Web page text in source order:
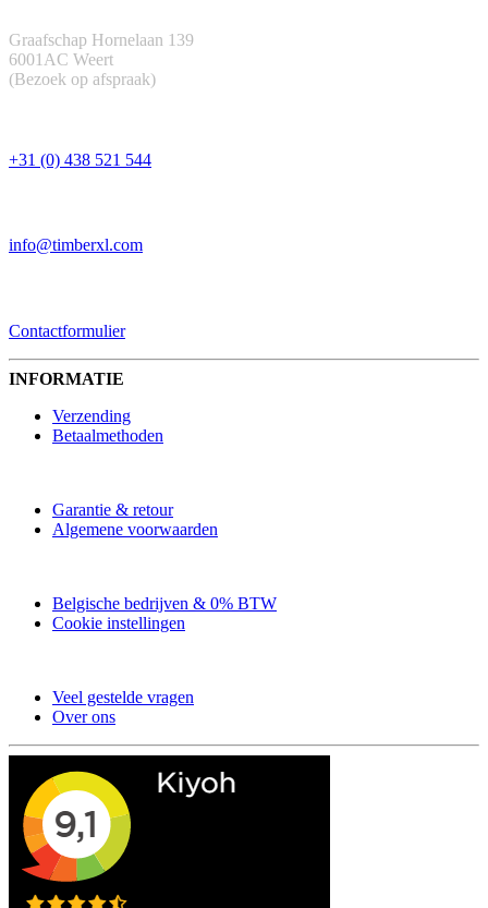
Graafschap Hornelaan 139
6001AC Weert
(Bezoek op afspraak)
+31 (0) 438 521 544
info@timberxl.com
Contactformulier
INFORMATIE
Verzending
Betaalmethoden
Garantie & retour
Algemene voorwaarden
Belgische bedrijven & 0% BTW
Cookie instellingen
Veel gestelde vragen
Over ons